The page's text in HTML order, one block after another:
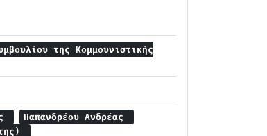
της Κομμουνιστικής
Παπανδρέου Ανδρέας